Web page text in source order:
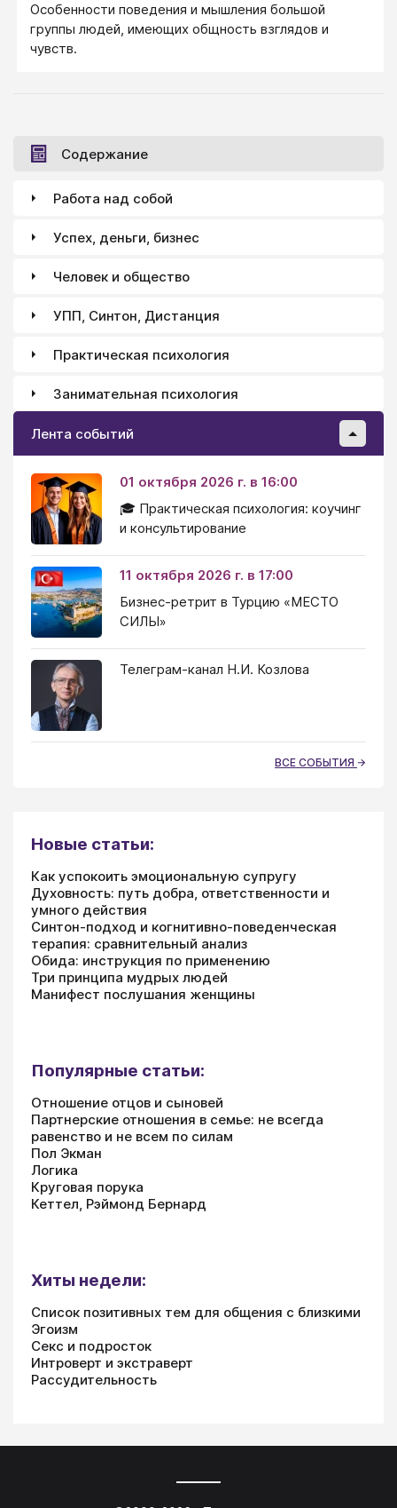
Особенности поведения и мышления большой
группы людей, имеющих общность взглядов и
чувств.
Содержание
Работа над собой
Успех, деньги, бизнес
Человек и общество
УПП, Синтон, Дистанция
Практическая психология
Занимательная психология
Лента событий
01 октября 2026 г. в 16:00
🎓 Практическая психология: коучинг
и консультирование
11 октября 2026 г. в 17:00
Бизнес-ретрит в Турцию «МЕСТО
СИЛЫ»
Телеграм-канал Н.И. Козлова
ВСЕ СОБЫТИЯ
Новые статьи:
Как успокоить эмоциональную супругу
Духовность: путь добра, ответственности и
умного действия
Синтон-подход и когнитивно-поведенческая
терапия: сравнительный анализ
Обида: инструкция по применению
Три принципа мудрых людей
Манифест послушания женщины
Популярные статьи:
Отношение отцов и сыновей
Партнерские отношения в семье: не всегда
равенство и не всем по силам
Пол Экман
Логика
Круговая порука
Кеттел, Рэймонд Бернард
Хиты недели:
Список позитивных тем для общения с близкими
Эгоизм
Секс и подросток
Интроверт и экстраверт
Рассудительность